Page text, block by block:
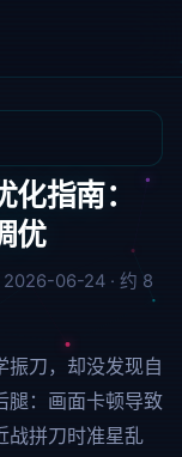
指南：
优
2026-06-24 · 约 8
振刀，却没发现自
腿：画面卡顿导致
战拼刀时准星乱